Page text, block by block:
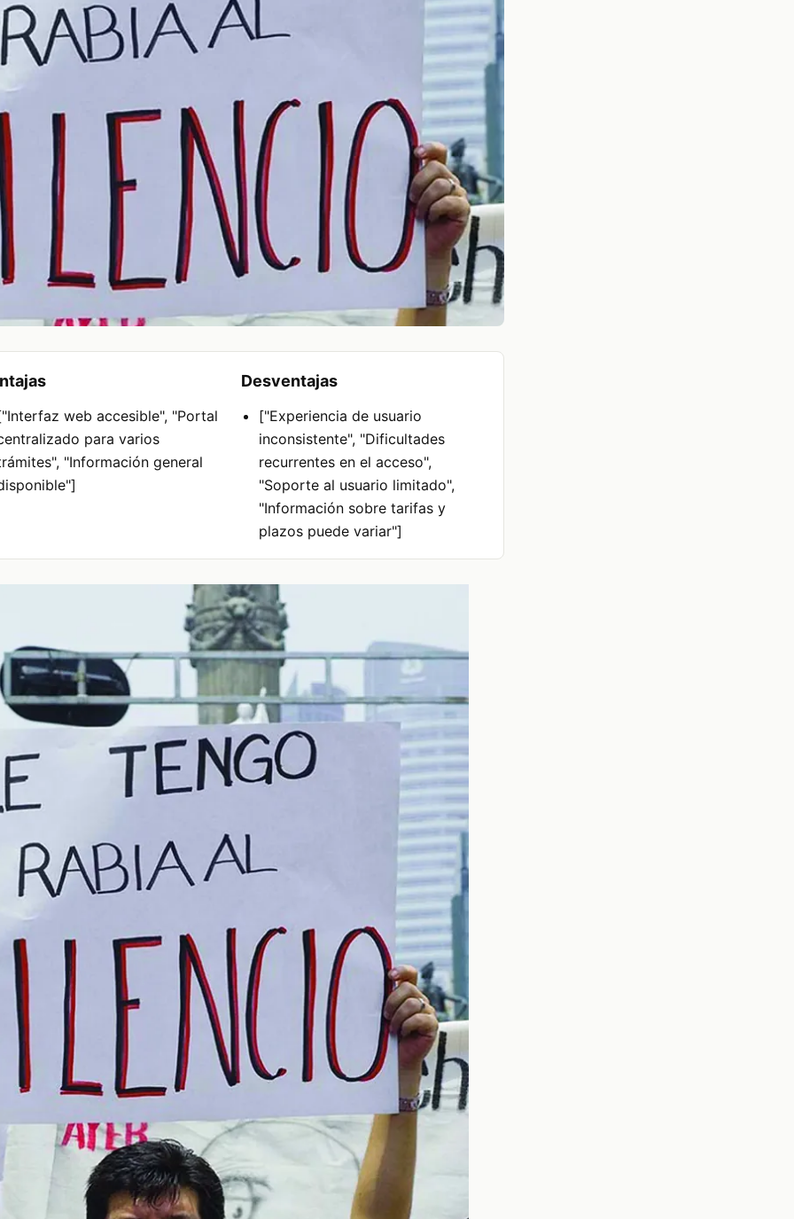
web accesible", "Portal
para varios
"Información general
Desventajas
["Experiencia de usuario
inconsistente", "Dificultades
recurrentes en el acceso",
"Soporte al usuario limitado",
"Información sobre tarifas y
plazos puede variar"]